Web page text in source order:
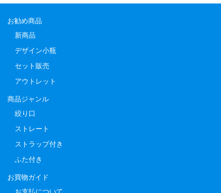
お勧め商品
新商品
デザイン小瓶
セット販売
アウトレット
商品ジャンル
絞り口
ストレート
ストラップ付き
ふた付き
お買物ガイド
お支払について